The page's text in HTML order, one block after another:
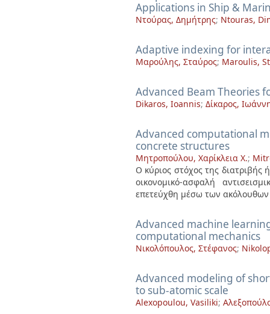
Applications in Ship &
Ντούρας, Δημήτρης; Ntouras,
Adaptive indexing for
Μαρούλης, Σταύρος; Maroulis,
Advanced Beam Theories
Dikaros, Ioannis; Δίκαρος,
Advanced computational
concrete structures
Μητροπούλου, Χαρίκλεια Χ.;
Ο κύριος στόχος της
οικονομικό-ασφαλή
επετεύχθη μέσω των
Advanced machine
computational mechanics
Νικολόπουλος, Στέφανος;
Advanced modeling of
to sub-atomic scale
Alexopoulou, Vasiliki;